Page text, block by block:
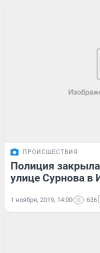
ПРОИСШЕСТВИЯ
Полиция
улице Сурнова в
1 ноября, 2019, 14:00 636